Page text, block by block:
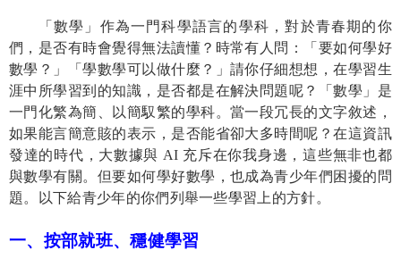
「數學」作為一門科學語言的學科，對於青春期的你
們，是否有時會覺得無法讀懂？時常有人問：「要如何學好
數學？」「學數學可以做什麼？」請你仔細想想 ，在學習生
涯中所學習到的知識，是否都是在解決問題呢？「數學」是
一門化繁為簡、以簡馭繁的學科。當一段冗長的文字敘述，
如果能言簡意賅的表示，是否能省卻大多時間呢？在這資訊
發達的時代，大數據與 AI 充斥在你我身邊，這些無非也都
與數學有關。但要如何學好數學，也成為青少年們困擾的問
題。以下給青少年的你們列舉一些學習上的方針。
一、按部就班、穩健學習